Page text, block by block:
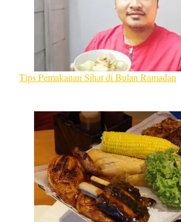
Tips Pemakanan Sihat di Bulan Ramadan